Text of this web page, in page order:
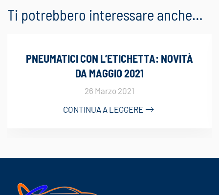
Ti potrebbero interessare anche…
PNEUMATICI CON L’ETICHETTA: NOVITÀ
DA MAGGIO 2021
26 Marzo 2021
CONTINUA A LEGGERE